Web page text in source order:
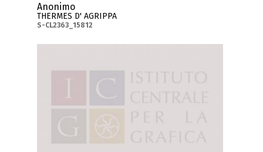
Anonimo
THERMES D' AGRIPPA
S-CL2363_15812